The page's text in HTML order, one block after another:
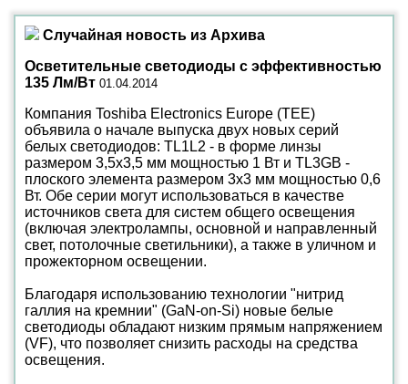
Случайная новость из Архива
Осветительные светодиоды с эффективностью
135 Лм/Вт 01.04.2014
Компания Toshiba Electronics Europe (TEE)
объявила о начале выпуска двух новых серий
белых светодиодов: TL1L2 - в форме линзы
размером 3,5x3,5 мм мощностью 1 Вт и TL3GB -
плоского элемента размером 3x3 мм мощностью 0,6
Вт. Обе серии могут использоваться в качестве
источников света для систем общего освещения
(включая электролампы, основной и направленный
свет, потолочные светильники), а также в уличном и
прожекторном освещении.
Благодаря использованию технологии "нитрид
галлия на кремнии" (GaN-on-Si) новые белые
светодиоды обладают низким прямым напряжением
(VF), что позволяет снизить расходы на средства
освещения.